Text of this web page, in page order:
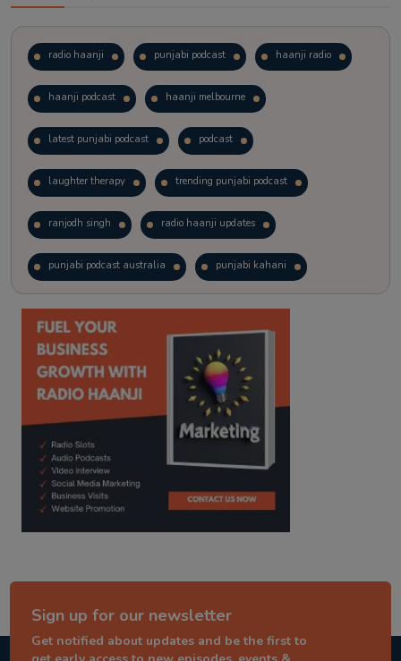
radio haanji punjabi podcast haanji radio
haanji podcast haanji melbourne
latest punjabi podcast podcast
laughter therapy trending punjabi podcast
ranjodh singh radio haanji updates
punjabi podcast australia punjabi kahani
kitaab kahani punjabi story
Sign up for our newsletter
Get notified about updates and be the first to